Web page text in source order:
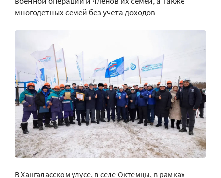
многодетных семей без учета доходов
В Хангаласском улусе, в селе Октемцы, в рамках